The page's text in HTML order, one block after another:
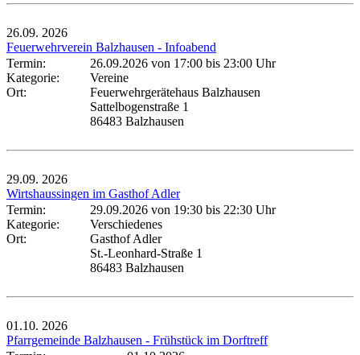
26.09. 2026
Feuerwehrverein Balzhausen - Infoabend
Termin:
26.09.2026 von 17:00 bis 23:00 Uhr
Kategorie:
Vereine
Ort:
Feuerwehrgerätehaus Balzhausen
Sattelbogenstraße 1
86483 Balzhausen
29.09. 2026
Wirtshaussingen im Gasthof Adler
Termin:
29.09.2026 von 19:30 bis 22:30 Uhr
Kategorie:
Verschiedenes
Ort:
Gasthof Adler
St.-Leonhard-Straße 1
86483 Balzhausen
01.10. 2026
Pfarrgemeinde Balzhausen - Frühstück im Dorftreff